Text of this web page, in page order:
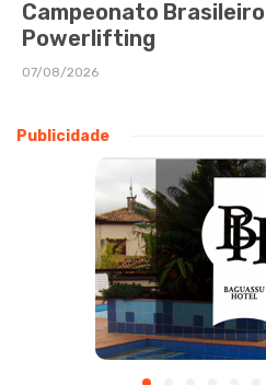
Campeonato Brasileiro
Powerlifting
07/08/2026
Publicidade